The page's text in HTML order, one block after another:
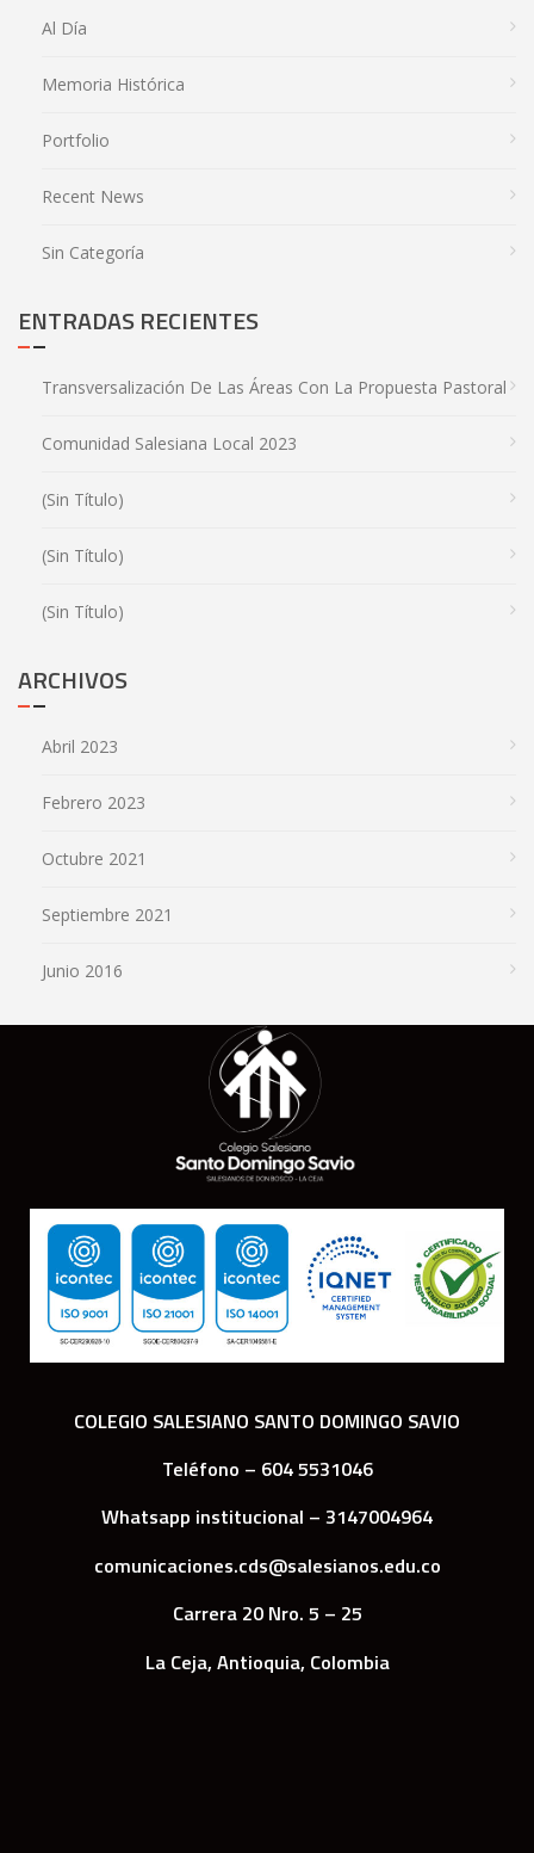
Al Día
Memoria Histórica
Portfolio
Recent News
Sin Categoría
ENTRADAS RECIENTES
Transversalización De Las Áreas Con La Propuesta Pastoral
Comunidad Salesiana Local 2023
(sin Título)
(sin Título)
(sin Título)
ARCHIVOS
Abril 2023
Febrero 2023
Octubre 2021
Septiembre 2021
Junio 2016
COLEGIO SALESIANO SANTO DOMINGO SAVIO
Teléfono – 604 5531046
Whatsapp institucional – 3147004964
comunicaciones.cds@salesianos.edu.co
Carrera 20 Nro. 5 – 25
La Ceja, Antioquia, Colombia